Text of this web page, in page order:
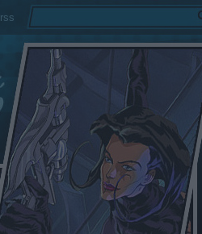
rss